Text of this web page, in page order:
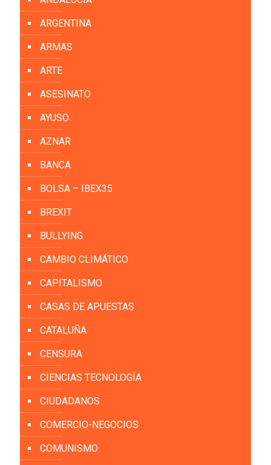
ARGENTINA
ARMAS
ARTE
ASESINATO
AYUSO
AZNAR
BANCA
BOLSA – IBEX35
BREXIT
BULLYING
CAMBIO CLIMÁTICO
CAPITALISMO
CASAS DE APUESTAS
CATALUÑA
CENSURA
CIENCIAS TECNOLOGÍA
CIUDADANOS
COMERCIO-NEGOCIOS
COMUNISMO